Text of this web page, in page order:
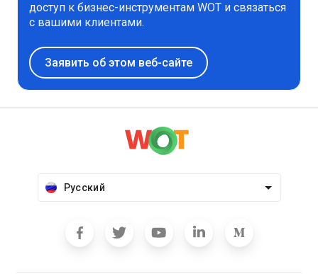
доступ к бизнес-инструментам WOT и связаться
с вашими клиентами.
Заявить об этом веб-сайте
Русский